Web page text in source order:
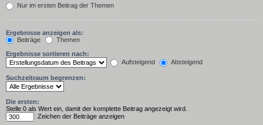
Nur im ersten Beitrag der Themen
Ergebnisse anzeigen als:
Beiträge
Themen
Ergebnisse sortieren nach:
Aufsteigend
Absteigend
Suchzeitraum begrenzen:
Die ersten:
Stelle 0 als Wert ein, damit der komplette Beitrag angezeigt wird.
Zeichen der Beiträge anzeigen